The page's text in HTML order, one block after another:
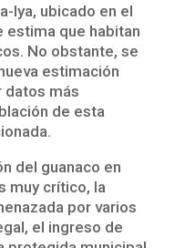
Iya, ubicado en el
estima que habitan
No obstante, se
estimación
datos más
de esta
del guanaco en
muy crítico, la
por varios
el ingreso de